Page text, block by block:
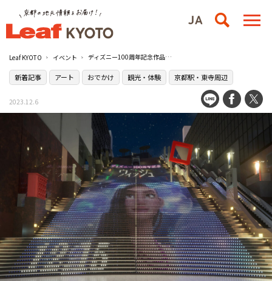
Leaf KYOTO イベント ディズニー100周年記念作品『ウィッシュ』の「大階段グラフィカルイルミネーション Plus」が登場／京都駅ビル4F大階段
新着記事 アート おでかけ 観光・体験 京都駅・東寺周辺
2023.12.6